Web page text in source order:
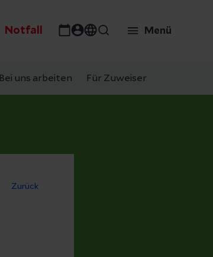
Notfall Menü
Bei uns arbeiten Für Zuweiser
Zurück